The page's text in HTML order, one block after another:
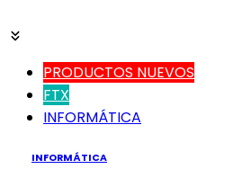
PRODUCTOS NUEVOS
FTX
INFORMÁTICA
INFORMÁTICA